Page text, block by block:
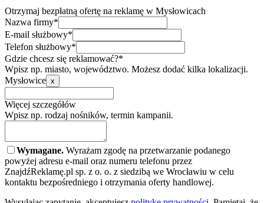
Otrzymaj bezpłatną ofertę na reklamę w Mysłowicach
Nazwa firmy*
E-mail służbowy*
Telefon służbowy*
Gdzie chcesz się reklamować?*
Wpisz np. miasto, województwo. Możesz dodać kilka lokalizacji.
Mysłowice x
Więcej szczegółów
Wpisz np. rodzaj nośników, termin kampanii.
Wymagane. Wyrażam zgodę na przetwarzanie podanego
powyżej adresu e-mail oraz numeru telefonu przez
ZnajdźReklamę.pl sp. z o. o. z siedzibą we Wrocławiu w celu
kontaktu bezpośredniego i otrzymania oferty handlowej.